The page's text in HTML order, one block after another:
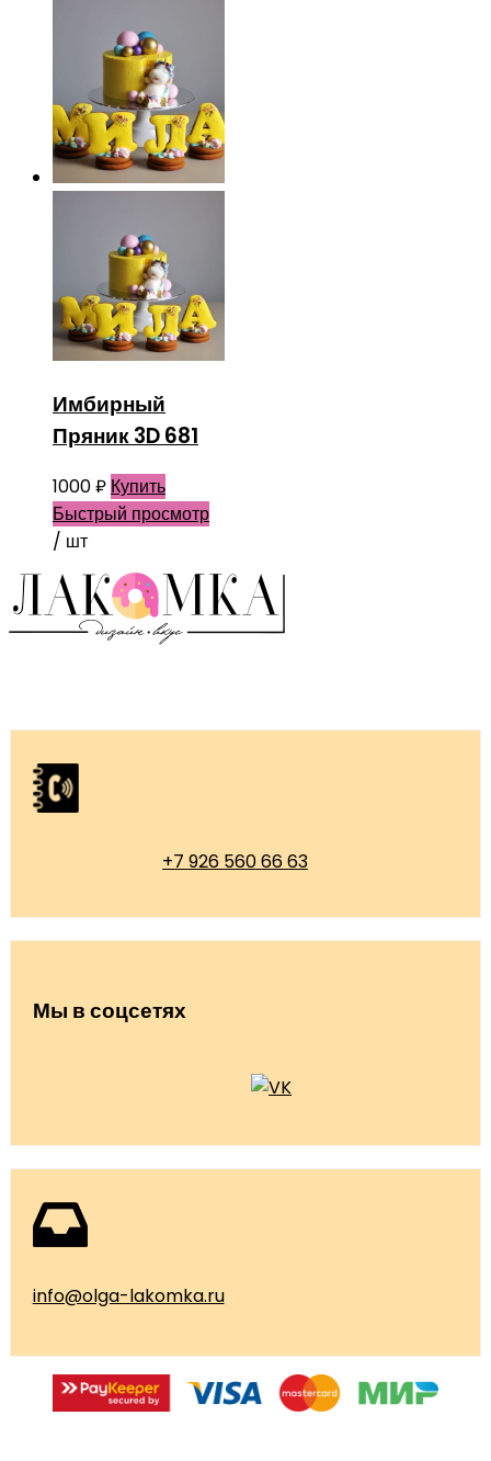
Имбирный
Пряник 3D 681
1000₽ Купить
Быстрый просмотр
/ шт
+7 926 560 66 63
Мы в соцсетях
info@olga-lakomka.ru